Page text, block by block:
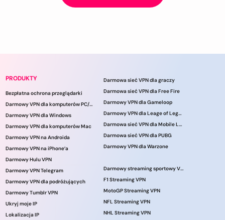
PRODUKTY
Bezpłatna ochrona przeglądarki
Darmowy VPN dla komputerów PC/laptopów
Darmowy VPN dla Windows
Darmowy VPN dla komputerów Mac
Darmowy VPN na Androida
Darmowy VPN na iPhone’a
Darmowy Hulu VPN
Darmowy VPN Telegram
Darmowy VPN dla podróżujących
Darmowy Tumblr VPN
Ukryj moje IP
Lokalizacja IP
Darmowa sieć VPN dla graczy
Darmowa sieć VPN dla Free Fire
Darmowy VPN dla Gameloop
Darmowy VPN dla Leage of Legends
Darmowa sieć VPN dla Mobile Legends
Darmowa sieć VPN dla PUBG
Darmowy VPN dla Warzone
Darmowy streaming sportowy VPN
F1 Streaming VPN
MotoGP Streaming VPN
NFL Streaming VPN
NHL Streaming VPN